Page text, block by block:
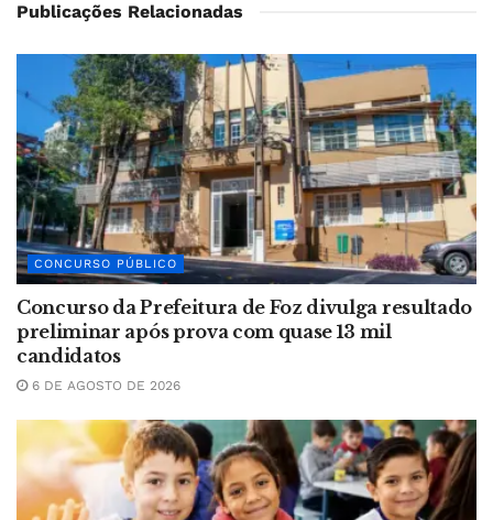
Publicações Relacionadas
CONCURSO PÚBLICO
Concurso da Prefeitura de Foz divulga resultado
preliminar após prova com quase 13 mil
candidatos
6 DE AGOSTO DE 2026